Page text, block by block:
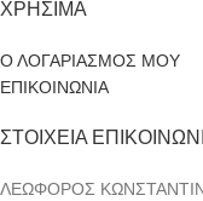
ΧΡΗΣΙΜΑ
Ο ΛΟΓΑΡΙΑΣΜΟΣ ΜΟΥ
ΕΠΙΚΟΙΝΩΝΙΑ
ΣΤΟΙΧΕΙΑ
ΛΕΩΦΟΡΟΣ